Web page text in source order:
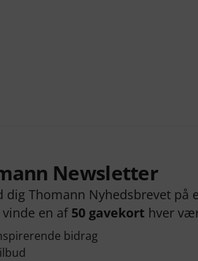
Newsletter
dig Thomann Nyhedsbrevet på
en af 50 gavekort hver
bidrag